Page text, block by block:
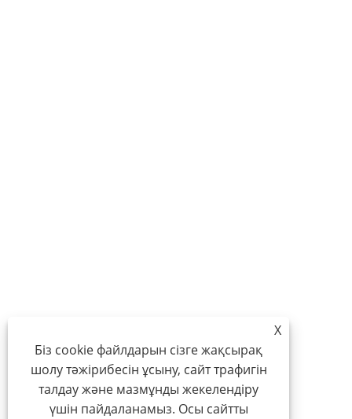
X
Біз cookie файлдарын сізге жақсырақ
шолу тәжірибесін ұсыну, сайт трафигін
талдау және мазмұнды жекелендіру
үшін пайдаланамыз. Осы сайтты